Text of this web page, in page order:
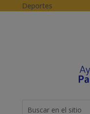
Skip to content
Deportes